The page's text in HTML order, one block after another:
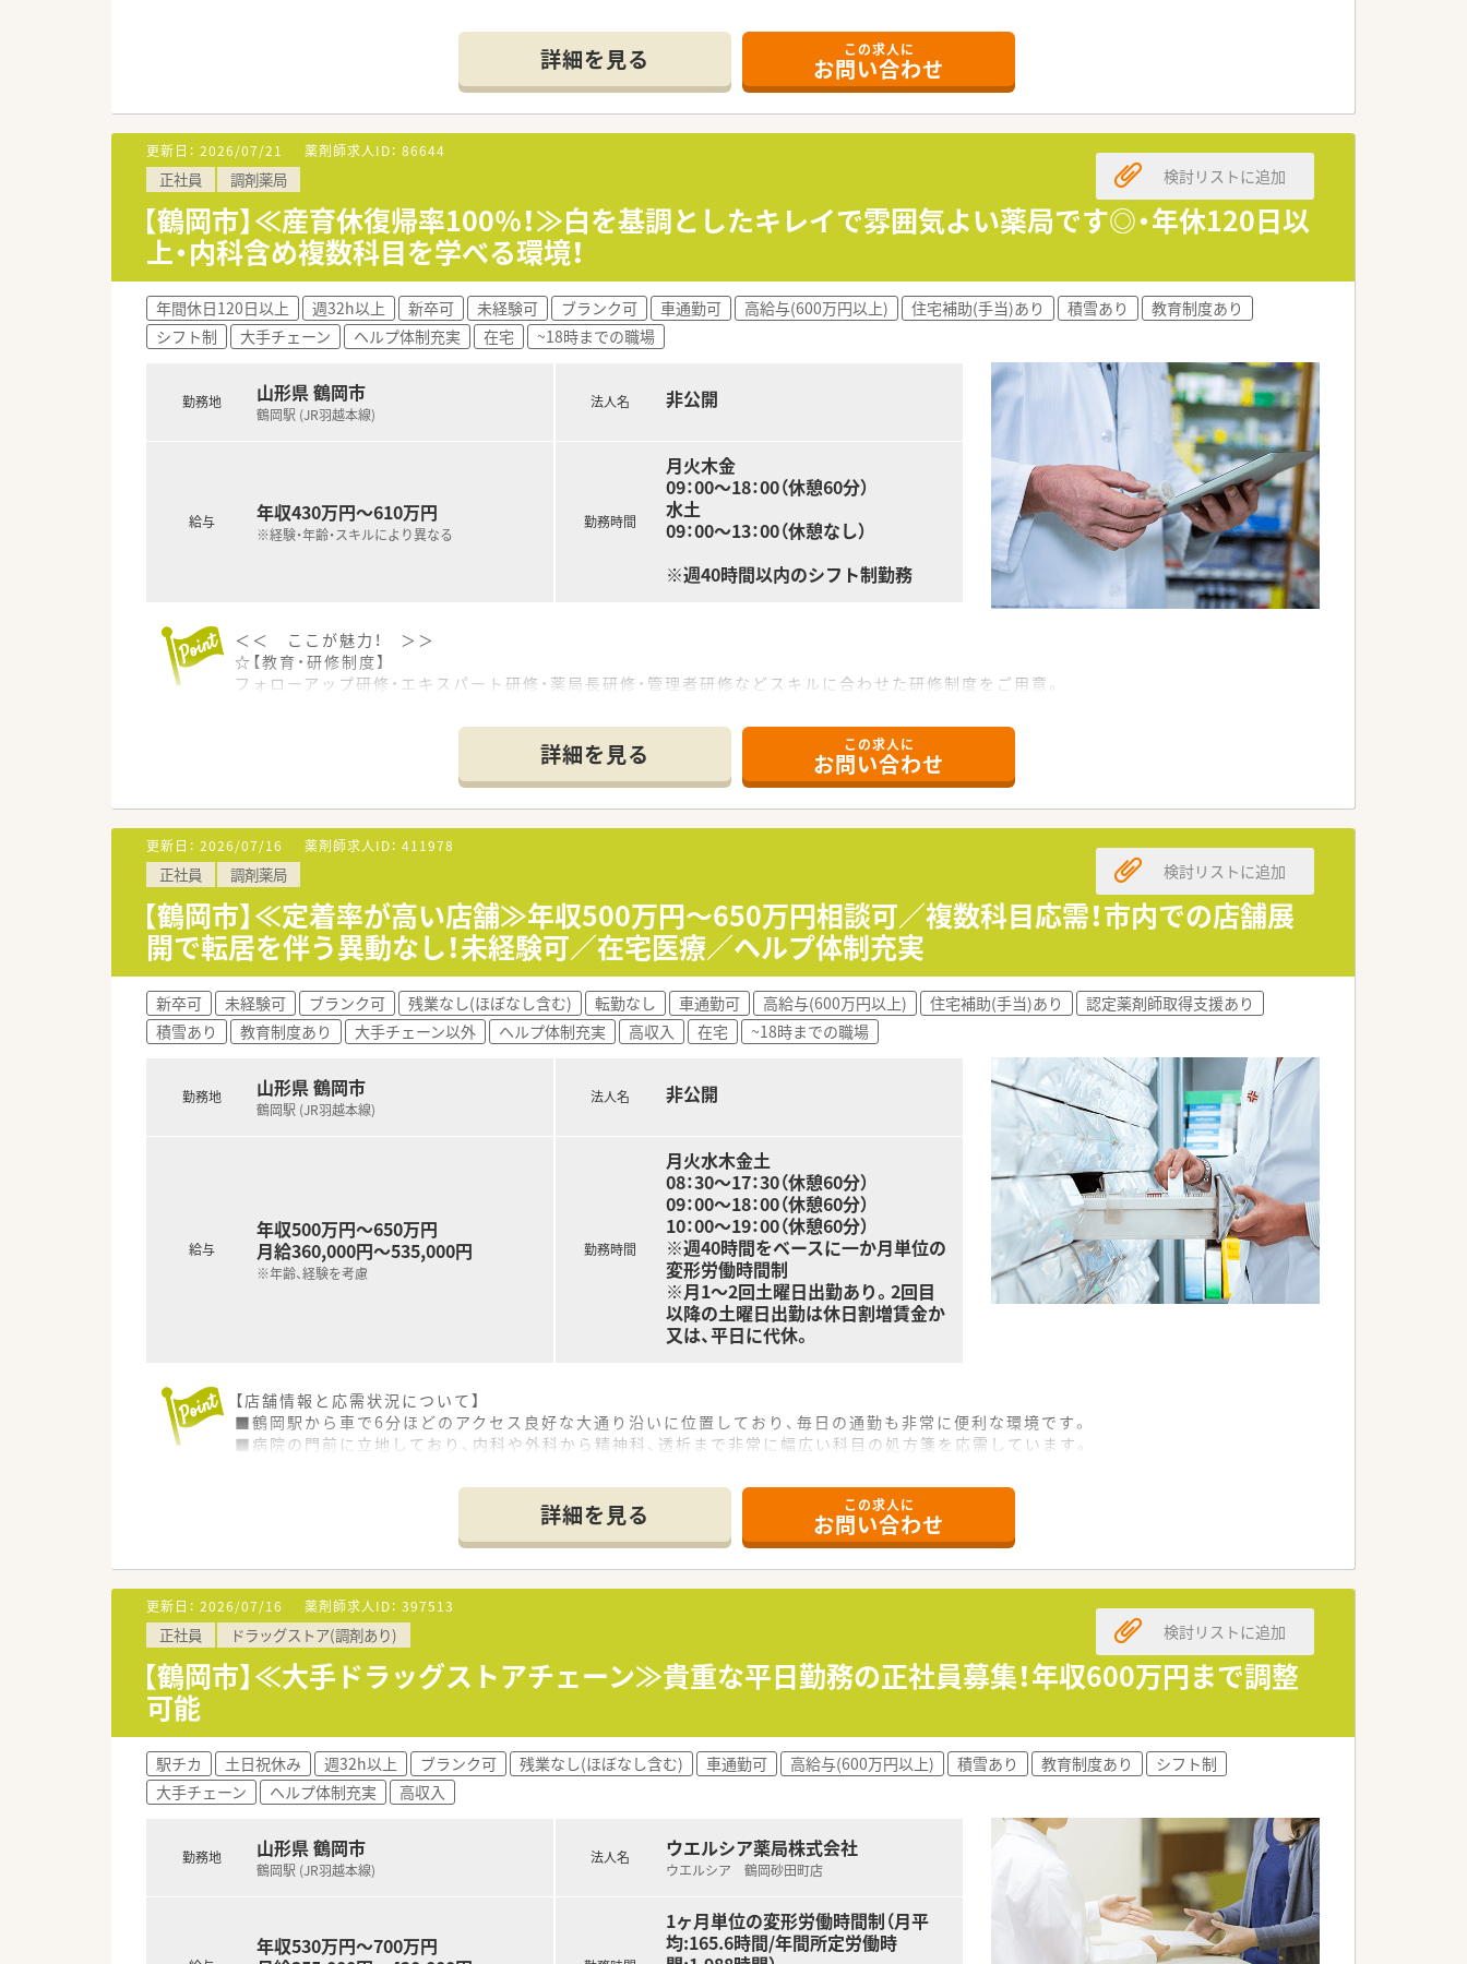
■これから在宅医療の経験を積み、地域包括ケアシステムの一員として地域医療に貢献していきたい方におすすめです。
■クリニックだけでなく総合病院の処方にも触れられるため、幅広い症例を学び薬剤師として成長したい方に最適です。
■大手グループならではの安定した経営基盤と、充実した福利厚生のもとで安心して働きたい方におすすめです。
【やりがい/おすすめポイント】
■新卒から管理職まで、階層別にきめ細かく用意された研修制度で、継続的に学びながら成長できる環境です。
■産休・育休取得率100%に加え、傷病見舞金制度や保養所の利用など、手厚い福利厚生が大きな魅力です。
■最新のICTシステムや監査機器の導入に積極的で、薬剤師が対人業務に集中しやすい環境が整っています。
【こんな取り組みをしています】
■日々の業務から得た知見を学会で発表することを奨励しており、知的好奇心を満たせる環境が整っています。
■調剤過誤防止に関する研究会を定期的に開催し、その内容を全社で共有することで安全意識を高めています。
■近隣店舗と在庫情報をリアルタイムで共有するシステムを導入し、医薬品の安定供給と管理業務を効率化しています。
詳細を見る この求人に
お問い合わせ
更新日： 2026/07/21 薬剤師求人ID： 86644
正社員 調剤薬局
【鶴岡市】≪産育休復帰率100％！≫白を基調としたキレイで雰囲気よい薬局です◎・年休120日以
上・内科含め複数科目を学べる環境！
検討リストに追加
年間休日120日以上 週32h以上 新卒可 未経験可 ブランク可 車通勤可 高給与(600万円以上) 住宅補助(手当)あり 積雪あり
教育制度あり
シフト制
大手チェーン ヘルプ体制充実 在宅 ~18時までの職場
勤務地 山形県 鶴岡市
鶴岡駅 (JR羽越本線)
給与 年収430万円～610万円
※経験・年齢・スキルにより異なる
法人名 非公開
勤務時間
月火木金
09：00～18：00（休憩60分）
水土
09：00～13：00（休憩なし）
※週40時間以内のシフト制勤務
＜＜ ここが魅力！ ＞＞
☆【教育・研修制度】
フォローアップ研修・エキスパート研修・薬局長研修・管理者研修などスキルに合わせた研修制度をご用意。
その他、学会発表にも積極的に参加しており、日々の取り組みから奨励し、調剤過誤防止については全社共有しています。
産前・産後・育児休暇は100%取得可能で、時短勤務で働く社員も多数いる環境です。
また、転居を伴う異動はなく、キャリアやライフプランの希望に応じて、長く安心して働ける環境作りをしております。
＜ 企業について ＞
東証プライム上場企業・東邦ホールディングスのグループ会社です！
2013年に発足し、全国には400店舗程展開しており、東北だけでも40店舗以上ございます。
「全ては健康を願う人々のために」をモットーに、地域の皆さまに信頼されるかかりつけ薬局を目指しています。
＜ 薬局について ＞
■内科・外科など様々な科目を処方を受けております。
薬剤師は4名程在籍しており、基本的に2名体制で行っています。
■キッズスペースや、個人情報に考慮した相談スペースの設置、ユニバーサルデザインの商品を積極的に取り入れ、お子様から高齢者の
方までに配慮したやさしい薬局づくりをモットーとしています。
■また、在宅介護の支援なども行っており、多角的分野からのサービスも魅力の薬局です。
☆ライフイベントに応じて柔軟に対応できる環境で長く就業したい方
☆ワークライフバランスが実現できる環境で働きたい方
詳細を見る この求人に
お問い合わせ
更新日： 2026/07/16 薬剤師求人ID： 411978
正社員 調剤薬局
【鶴岡市】≪定着率が高い店舗≫年収500万円～650万円相談可／複数科目応需！市内での店舗展
開で転居を伴う異動なし！未経験可／在宅医療／ヘルプ体制充実
検討リストに追加
新卒可 未経験可 ブランク可 残業なし(ほぼなし含む) 転勤なし 車通勤可 高給与(600万円以上) 住宅補助(手当)あり
認定薬剤師取得支援あり
積雪あり
教育制度あり 大手チェーン以外 ヘルプ体制充実 高収入 在宅 ~18時までの職場
勤務地 山形県 鶴岡市
鶴岡駅 (JR羽越本線)
給与
年収500万円～650万円
月給360,000円～535,000円
※年齢、経験を考慮
法人名 非公開
勤務時間
月火水木金土
08：30～17：30（休憩60分）
09：00～18：00（休憩60分）
10：00～19：00（休憩60分）
※週40時間をベースに一か月単位の
変形労働時間制
※月1～2回土曜日出勤あり。2回目
以降の土曜日出勤は休日割増賃金か
又は、平日に代休。
【店舗情報と応需状況について】
■鶴岡駅から車で6分ほどのアクセス良好な大通り沿いに位置しており、毎日の通勤も非常に便利な環境です。
■病院の門前に立地しており、内科や外科から精神科、透析まで非常に幅広い科目の処方箋を応需しています。
■次世代を担う新しい人材を定期採用でお迎えし、今後の店舗運営をさらに活性化していくための募集です。
■未経験の方やブランクがある方も歓迎しており、前向きに業務に取り組みながら成長できる方を求めています。
■地域に根ざした医療提供を目指しているため、患者様とのコミュニケーションを大切にできる方が理想的です。
【法人特徴について】
■創業80年の歴史を持つ地元に密着した老舗企業で、時代に合わせて柔軟に事業を展開し続けてきた法人です。
■鶴岡市内に調剤薬局3店舗と化粧品店1店舗を展開しており、代表取締役も薬剤師として現場に出ています。
■経営層との距離が近く、社員同士も家族のような温かい関係性を築いており、定着率の高さが自慢の企業です。
■年収は500万円から650万円までご相談が可能で、ご経験やスキルをしっかりと考慮した給与設定です。
■年1回の昇給制度に加え、年3回で計3.5ヶ月分の賞与支給があり、頑張りが収入にしっかりと反映される環境です。
■残業手当や通勤手当のほか、薬剤師手当や住宅補助など福利厚生も充実しており、安心して長く働けます。
詳細を見る この求人に
お問い合わせ
更新日： 2026/07/16 薬剤師求人ID： 397513
正社員 ドラッグストア(調剤あり)
【鶴岡市】≪大手ドラッグストアチェーン≫貴重な平日勤務の正社員募集！年収600万円まで調整
可能
検討リストに追加
駅チカ 土日祝休み 週32h以上 ブランク可 残業なし(ほぼなし含む) 車通勤可 高給与(600万円以上) 積雪あり 教育制度あり
シフト制
大手チェーン
ヘルプ体制充実 高収入
勤務地 山形県 鶴岡市
鶴岡駅 (JR羽越本線)
年収530万円～700万円
法人名 ウエルシア薬局株式会社
ウエルシア 鶴岡砂田町店
1ヶ月単位の変形労働時間制（月平
均:165.6時間/年間所定労働時